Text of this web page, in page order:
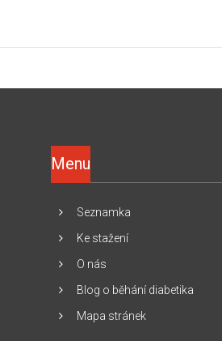
Menu
Seznamka
Ke stažení
O nás
Blog o běhání diabetika
Mapa stránek